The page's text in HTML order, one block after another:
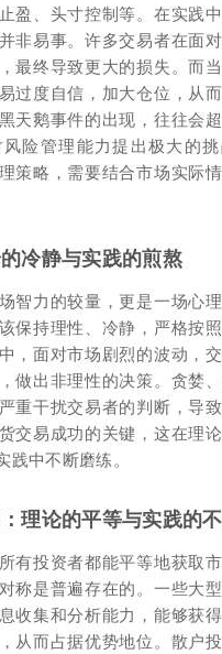
盈、头寸控制等。在实践
非易事。许多交易者在面
最终导致更大的损失。而
过度自信，加大仓位，从
天鹅事件的出现，往往会
险管理能力提出极大的
策略，需要结合市场实际
冷静与实践的煎熬
智力的较量，更是一场心理
保持理性、冷静，严格按
，面对市场剧烈的波动，
做出非理性的决策。贪婪
重干扰交易者的判断，导
交易成功的关键，这在理
中不断磨练。
理论的平等与实践的
有投资者都能平等地获取市
称是普遍存在的。一些大
收集和分析能力，能够获得
从而占据优势地位。散户